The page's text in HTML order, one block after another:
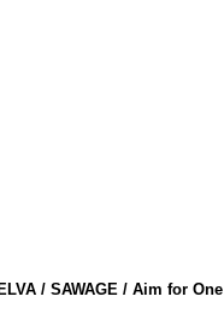
/ SAWAGE / Aim for One